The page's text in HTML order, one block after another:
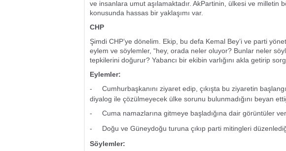
ve insanlara umut aşılamaktadır. AkPartinin, ülkesi ve milletin
konusunda hassas bir yaklaşımı var.
CHP
Şimdi CHP’ye dönelim. Ekip, bu defa Kemal Bey’i ve parti
eylem ve söylemler, “hey, orada neler oluyor? Bunlar neler
tepkilerini doğurur? Yabancı bir ekibin varlığını akla getirip
Eylemler:
-
Cumhurbaşkanını ziyaret edip, çıkışta bu ziyaretin
diyalog ile çözülmeyecek ülke sorunu bulunmadığını beyan
-
Cuma namazlarına gitmeye başladığına dair görüntüler
-
Doğu ve Güneydoğu turuna çıkıp parti mitingleri
Söylemler: